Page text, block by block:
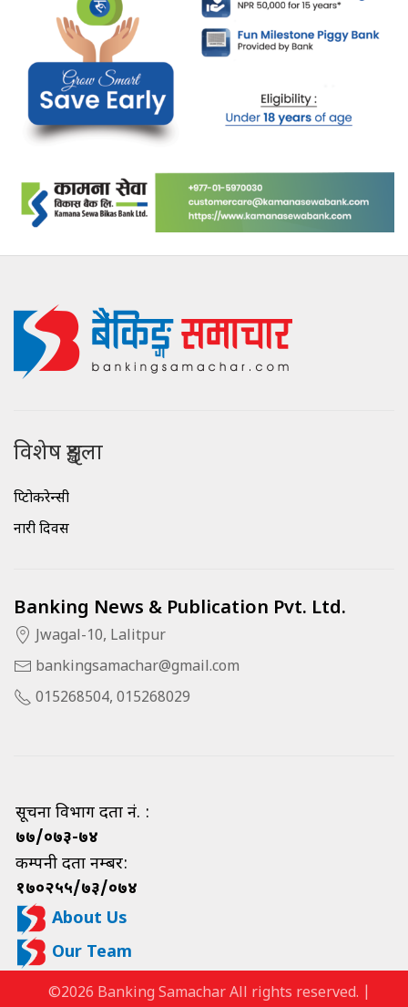
विशेष शृङ्खला
क्रिप्टोकरेन्सी
नारी दिवस
Banking News & Publication Pvt. Ltd.
Jwagal-10, Lalitpur
bankingsamachar@gmail.com
015268504, 015268029
सूचना विभाग दर्ता नं. :
७७/०७३-७४
कम्पनी दर्ता नम्बर:
१७०२५५/७३/०७४
About Us
Our Team
©2026 Banking Samachar All rights reserved. |